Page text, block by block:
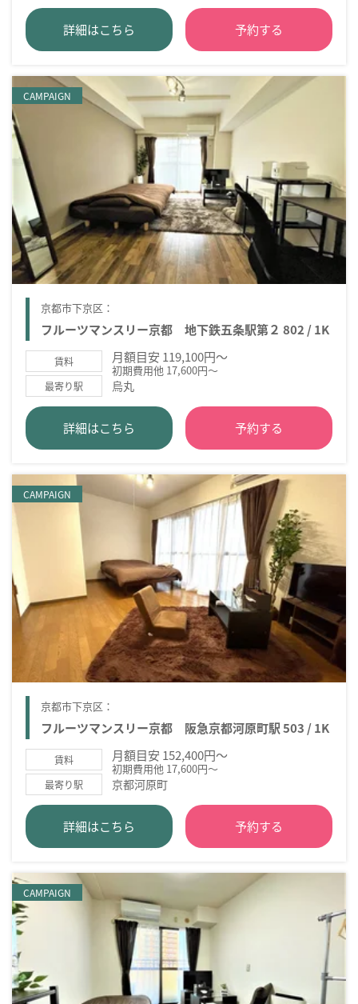
詳細はこちら 予約する
CAMPAIGN
京都市下京区：
フルーツマンスリー京都 地下鉄五条駅第２ 802 / 1K
賃料 月額目安 119,100円～
初期費用他 17,600円～
最寄り駅 烏丸
詳細はこちら 予約する
CAMPAIGN
京都市下京区：
フルーツマンスリー京都 阪急京都河原町駅 503 / 1K
賃料 月額目安 152,400円～
初期費用他 17,600円～
最寄り駅 京都河原町
詳細はこちら 予約する
CAMPAIGN